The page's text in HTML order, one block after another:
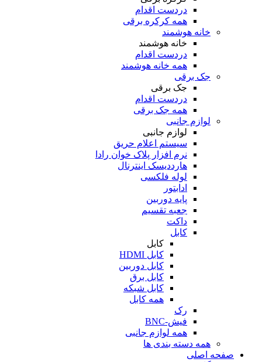
دردست اقدام
همه کرکره برقی
خانه هوشمند
خانه هوشمند
دردست اقدام
همه خانه هوشمند
جک برقی
جک برقی
دردست اقدام
همه جک برقی
لوازم جانبی
لوازم جانبی
سیستم اعلام حریق
نرم افزار پلاک خوان رادا
هارددیسک اینترنال
لوله فلکسی
ادابتور
پایه دوربین
جعبه تقسیم
داکت
کابل
کابل
کابل HDMI
کابل دوربین
کابل برق
کابل شبکه
همه کابل
رک
فیش-BNC
همه لوازم جانبی
همه دسته بندی ها
صفحه اصلی